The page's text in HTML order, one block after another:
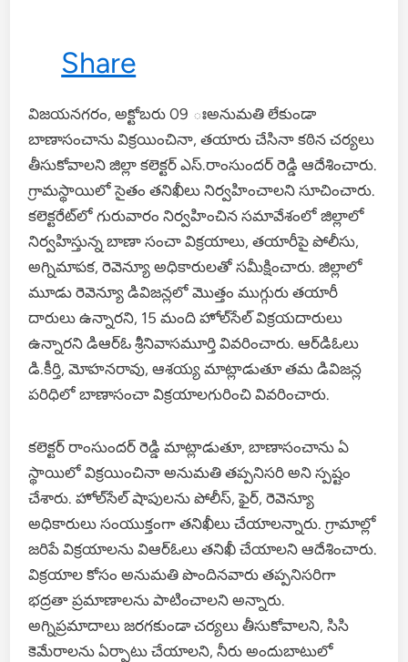
Share
విజ‌య‌న‌గ‌రం, అక్టోబ‌రు 09 ఃఅనుమ‌తి లేకుండా
బాణాసంచాను విక్ర‌యించినా, త‌యారు చేసినా క‌ఠిన చ‌ర్య‌లు
తీసుకోవాల‌ని జిల్లా క‌లెక్ట‌ర్ ఎస్‌.రాంసుంద‌ర్ రెడ్డి ఆదేశించారు.
గ్రామ‌స్థాయిలో సైతం తనిఖీలు నిర్వ‌హించాల‌ని సూచించారు.
క‌లెక్ట‌రేట్‌లో గురువారం నిర్వ‌హించిన స‌మావేశంలో జిల్లాలో
నిర్వ‌హిస్తున్న బాణా సంచా విక్ర‌యాలు, త‌యారీపై పోలీసు,
అగ్నిమాప‌క‌, రెవెన్యూ అధికారుల‌తో స‌మీక్షించారు. జిల్లాలో
మూడు రెవెన్యూ డివిజ‌న్ల‌లో మొత్తం ముగ్గురు త‌యారీ
దారులు ఉన్నార‌ని, 15 మంది హోల్‌సేల్ విక్ర‌య‌దారులు
ఉన్నార‌ని డిఆర్ఓ శ్రీ‌నివాస‌మూర్తి వివ‌రించారు. ఆర్‌డిఓలు
డి.కీర్తి, మోహ‌న‌రావు, ఆశ‌య్య మాట్లాడుతూ త‌మ డివిజ‌న్ల
ప‌రిధిలో బాణాసంచా విక్ర‌యాలగురించి వివ‌రించారు.
క‌లెక్ట‌ర్ రాంసుంద‌ర్ రెడ్డి మాట్లాడుతూ, బాణాసంచాను ఏ
స్థాయిలో విక్ర‌యించినా అనుమ‌తి త‌ప్ప‌నిస‌రి అని స్ప‌ష్టం
చేశారు. హోల్‌సేల్ షాపుల‌ను పోలీస్‌, ఫైర్‌, రెవెన్యూ
అధికారులు సంయుక్తంగా త‌నిఖీలు చేయాల‌న్నారు. గ్రామాల్లో
జ‌రిపే విక్ర‌యాల‌ను విఆర్ఓలు త‌నిఖీ చేయాల‌ని ఆదేశించారు.
విక్ర‌యాల కోసం అనుమ‌తి పొందిన‌వారు త‌ప్ప‌నిస‌రిగా
భ‌ద్ర‌తా ప్ర‌మాణాల‌ను పాటించాల‌ని అన్నారు.
అగ్నిప్ర‌మాదాలు జ‌ర‌గ‌కుండా చ‌ర్య‌లు తీసుకోవాల‌ని, సిసి
కెమేరాల‌ను ఏర్పాటు చేయాల‌ని, నీరు అందుబాటులో